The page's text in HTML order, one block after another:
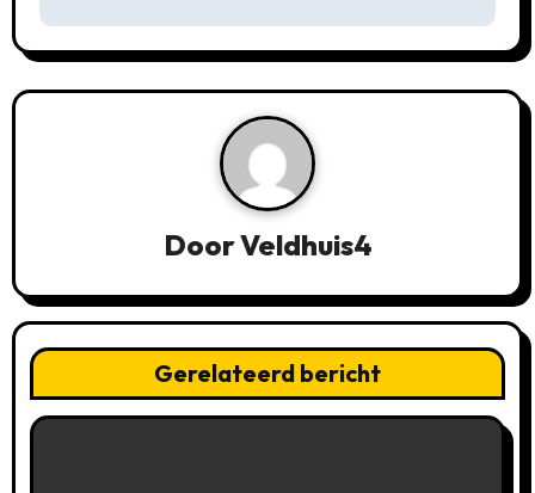
i
c
v
i
g
DoorVeldhuis4
Gerelateerd bericht